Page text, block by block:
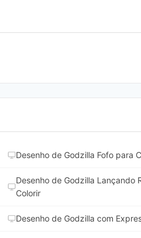
Desenho de Godzilla Fofo para
Desenho de Godzilla Lançando
Colorir
Desenho de Godzilla com